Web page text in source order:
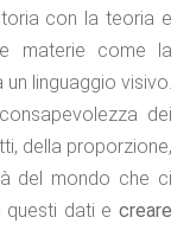
con la teoria e
materie come la
linguaggio visivo.
dei
della proporzione,
del mondo che ci
questi dati e creare